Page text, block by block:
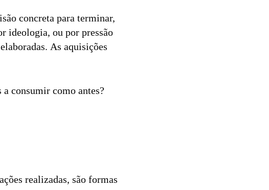
concreta para terminar,
ideologia, ou por pressão
As aquisições
a consumir como antes?
realizadas, são formas